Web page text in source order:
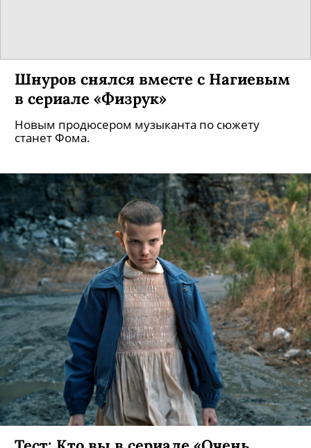
Шнуров снялся вместе с Нагиевым
в сериале «Физрук»
Новым продюсером музыканта по сюжету
станет Фома.